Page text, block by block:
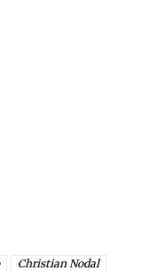
Christian Nodal